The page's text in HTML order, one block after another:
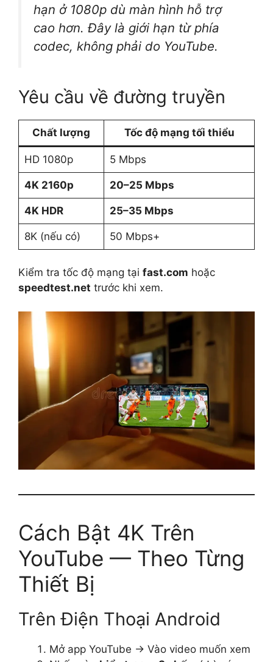
hạn ở 1080p dù màn hình hỗ trợ
cao hơn. Đây là giới hạn từ phía
codec, không phải do YouTube.
Yêu cầu về đường truyền
Chất lượng Tốc độ mạng tối thiểu
HD 1080p 5 Mbps
4K 2160p 20–25 Mbps
4K HDR 25–35 Mbps
8K (nếu có) 50 Mbps+
Kiểm tra tốc độ mạng tại fast.com hoặc
speedtest.net trước khi xem.
Cách Bật 4K Trên
YouTube — Theo Từng
Thiết Bị
Trên Điện Thoại Android
Mở app YouTube → Vào video muốn xem